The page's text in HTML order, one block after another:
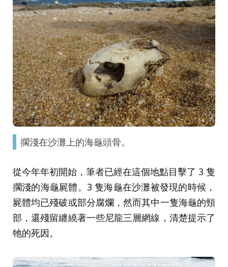
擱淺在沙灘上的海龜頭骨。
從今年年初開始，筆者已經在這個地點目擊了 3 隻
擱淺的海龜屍體。3 隻海龜在沙灘被發現的時候，
屍體均已殘破或部分腐爛，然而其中一隻海龜的頸
部，還殘留纏繞著一些尼龍三層網線，清楚提示了
牠的死因。